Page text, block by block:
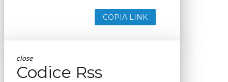
COPIA LINK
close
Codice Rss